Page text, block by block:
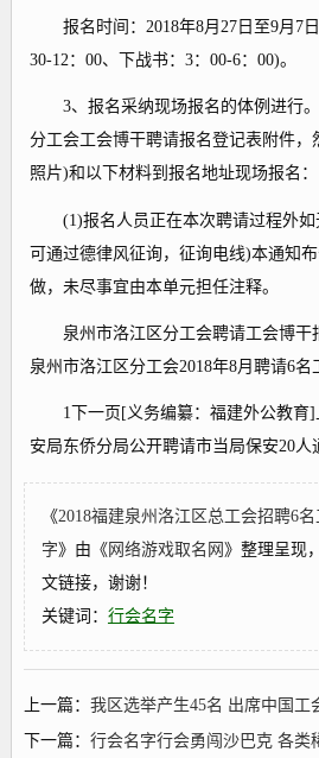
报名时间：2018年8月27日至9月7日
30-12：00、下战书：3：00-6：00)。
3、报名采纳现场报名的体例进行。
分工会工会博干聘请报名登记表附件
照片)和以下材料到报名地址现场报名：
(1)报名人员正在本次聘请过程外如
可通过德律风征询，征询电线)本通知
做，未尽事宜由本单元担任注释。
泉州市洛江区分工会聘请工会博干报
泉州市洛江区分工会2018年8月聘请6
1下一页[义务编纂：福建外公教育]
安局东侨分局公开聘请市当局保安20人
《2018福建泉州洛江区总工会招聘6
字》由《 网络游戏取名网 》整理呈现
文链接，谢谢！
关键词： 行会名字
上一篇： 我区选举产生45名 出席中国工
下一篇： 行会名字行会勇闯沙巴克 各类